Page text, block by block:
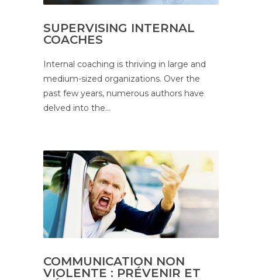
SUPERVISING INTERNAL
COACHES
Internal coaching is thriving in large and
medium-sized organizations. Over the
past few years, numerous authors have
delved into the…
COMMUNICATION NON
VIOLENTE : PRÉVENIR ET